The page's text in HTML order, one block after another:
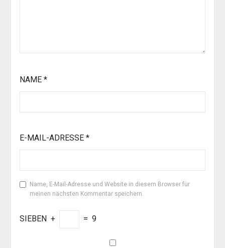
NAME *
E-MAIL-ADRESSE *
Name, E-Mail-Adresse und Website in diesem Browser für
meinen nächsten Kommentar speichern.
SIEBEN + = 9